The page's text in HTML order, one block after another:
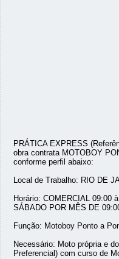
PRÁTICA EXPRESS
obra contrata MOTOBOY
conforme perfil abaixo:
Local de Trabalho: RIO DE
Horário: COMERCIAL 09:00
SÁBADO POR MÊS DE
Função: Motoboy Ponto a
Necessário: Moto própria e
Preferencial) com curso de